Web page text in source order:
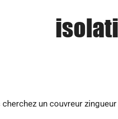
cherchez un couvreur